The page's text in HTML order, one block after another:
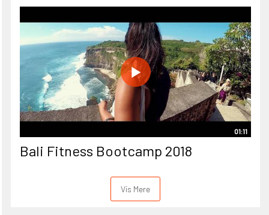
01:11
Bali Fitness Bootcamp 2018
Vis Mere